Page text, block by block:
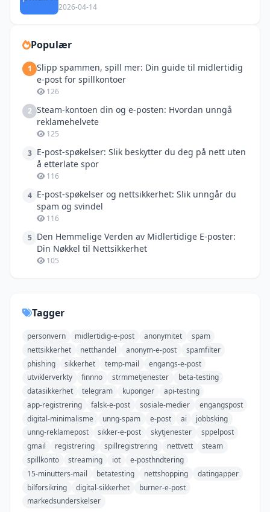
2026-04-14
Populær
1 Slipp spammen, spill mer: Din guide til midlertidig
e-post for spillkontoer
126
2 Steam-kontoen din og e-posten: Hvordan unngå
reklamehelvete
125
3 E-post-spøkelser: Slik beskytter du deg på nett uten
å etterlate spor
116
4 E-post-spøkelser og nettsikkerhet: Slik unngår du
spam og svindel
116
5 Den Hemmelige Verden av Midlertidige E-poster:
Din Nøkkel til Nettsikkerhet
105
Tagger
personvern midlertidig-e-post anonymitet
spam
nettsikkerhet
netthandel anonym-e-post
spamfilter
phishing
sikkerhet temp-mail
engangs-e-post
utviklerverkty
finnno strmmetjenester
beta-testing
datasikkerhet
telegram kuponger
api-testing
app-registrering
falsk-e-post sosiale-medier
engangspost
digital-minimalisme
unng-spam e-post ai
jobbsking
unng-reklamepost
sikker-e-post skytjenester
sppelpost
gmail
registrering spillregistrering nettvett
steam
spillkonto
streaming iot
e-posthndtering
15-minutters-mail
betatesting nettshopping
datingapper
bilforsikring
digital-sikkerhet
burner-e-post
markedsunderskelser